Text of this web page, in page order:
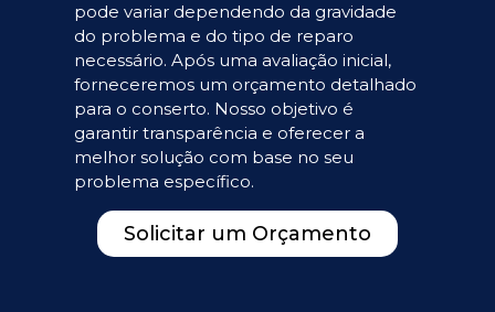
pode variar dependendo da gravidade
do problema e do tipo de reparo
necessário. Após uma avaliação inicial,
forneceremos um orçamento detalhado
para o conserto. Nosso objetivo é
garantir transparência e oferecer a
melhor solução com base no seu
problema específico.
Solicitar um Orçamento